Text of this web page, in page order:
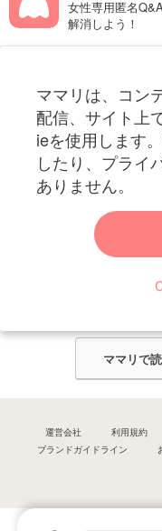
女性専用匿名
解消しよう！
ママリは、コン
配信、サイト上
ieを使用します
したり、プライ
ありません。
妊娠〜子
ママリからのお知らせ
今ママリで読みたい記事
ママリ編集部がみなさんの
ママリで
運営会社 利用規約
ブランドガイドライン